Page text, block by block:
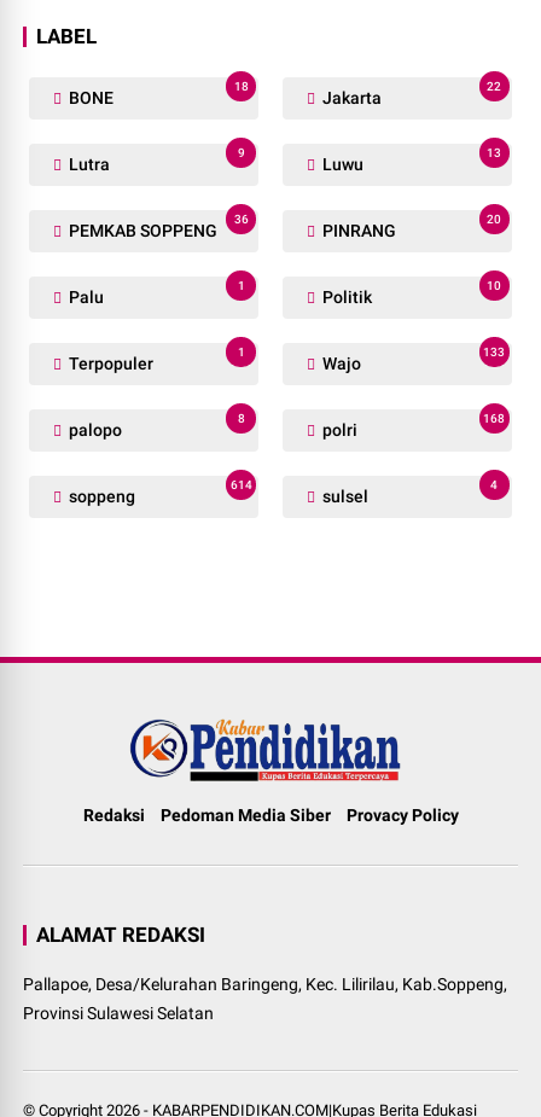
LABEL
BONE
18
Jakarta
22
Lutra
9
Luwu
13
PEMKAB SOPPENG
36
PINRANG
20
Palu
1
Politik
10
Terpopuler
1
Wajo
133
palopo
8
polri
168
soppeng
614
sulsel
4
Redaksi Pedoman Media Siber Provacy Policy
ALAMAT REDAKSI
Pallapoe, Desa/Kelurahan Baringeng, Kec. Lilirilau, Kab.Soppeng,
Provinsi Sulawesi Selatan
© Copyright2026 - KABARPENDIDIKAN.COM|Kupas Berita Edukasi